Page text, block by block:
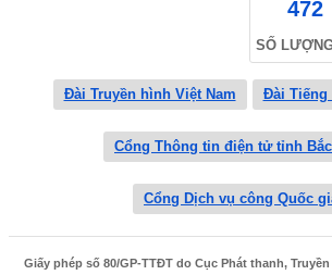
472
SỐ
Đài Truyền hình Việt Nam Đài Tiếng
Cổng Thông tin điện tử tỉnh
Cổng Dịch vụ công Quốc
Giấy phép số 80/GP-TTĐT do Cục Phát thanh,